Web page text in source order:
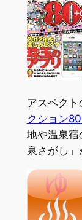
アスペク
クション
地や温泉
泉さがし」